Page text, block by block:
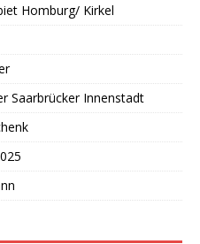
Homburg/ Kirkel
Saarbrücker Innenstadt